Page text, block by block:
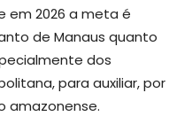
em 2026 a meta é
de Manaus quanto
dos
para auxiliar, por
amazonense.